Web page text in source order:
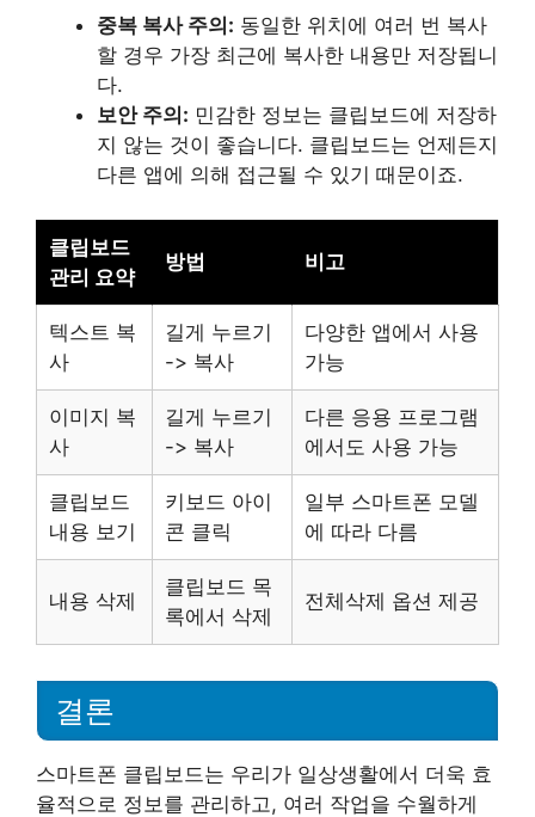
중복 복사 주의: 동일한 위치에 여러 번 복사
할 경우 가장 최근에 복사한 내용만 저장됩니
다.
보안 주의: 민감한 정보는 클립보드에 저장하
지 않는 것이 좋습니다. 클립보드는 언제든지
다른 앱에 의해 접근될 수 있기 때문이죠.
클립보드
관리 요약
방법 비고
텍스트 복
사
길게 누르기
-> 복사
다양한 앱에서 사용
가능
이미지 복
사
길게 누르기
-> 복사
다른 응용 프로그램
에서도 사용 가능
클립보드
내용 보기
키보드 아이
콘 클릭
일부 스마트폰 모델
에 따라 다름
내용 삭제
클립보드 목
록에서 삭제
전체삭제 옵션 제공
결론
스마트폰 클립보드는 우리가 일상생활에서 더욱 효
율적으로 정보를 관리하고, 여러 작업을 수월하게